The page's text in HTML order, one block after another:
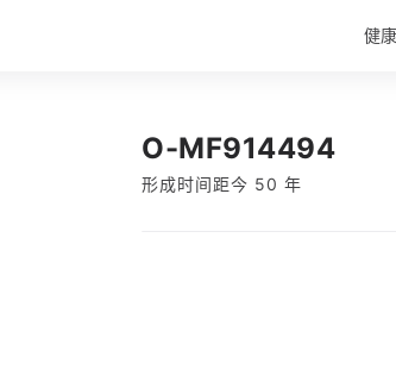
健康
O-MF914494
形成时间距今 50 年